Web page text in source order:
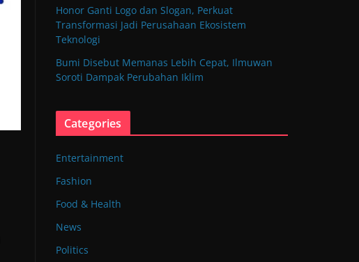
Honor Ganti Logo dan Slogan, Perkuat
Transformasi Jadi Perusahaan Ekosistem
Teknologi
Bumi Disebut Memanas Lebih Cepat, Ilmuwan
Soroti Dampak Perubahan Iklim
Categories
Entertainment
Fashion
Food & Health
News
Politics